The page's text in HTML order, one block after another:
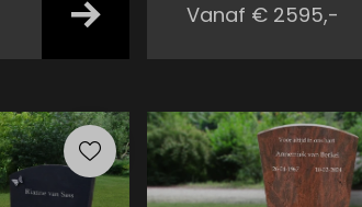
Vanaf € 2595,-